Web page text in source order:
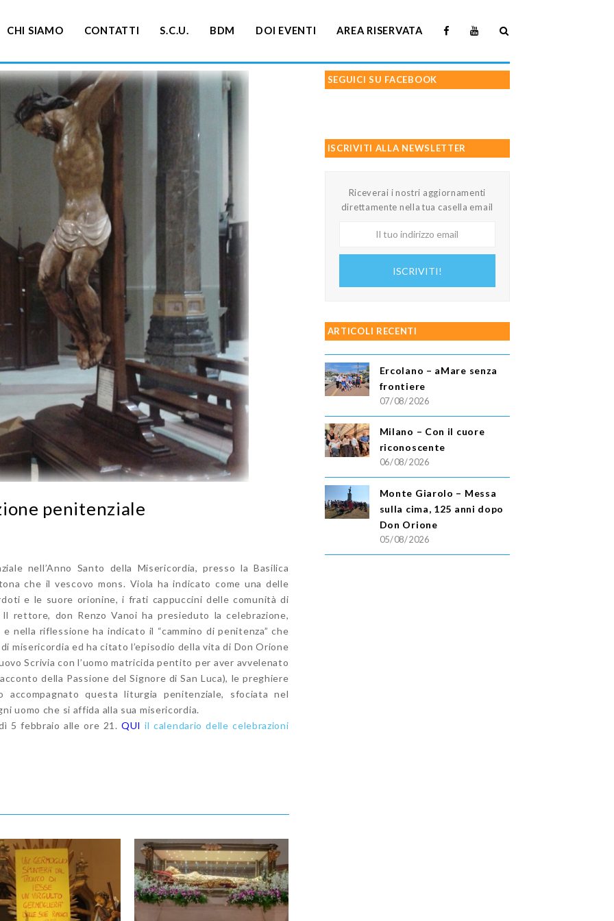
CHI SIAMO CONTATTI S.C.U. BDM DOI EVENTI AREA RISERVATA
penitenziale
nell’Anno Santo della Misericordia, presso la Basilica
che il vescovo mons. Viola ha indicato come una delle
e le suore orionine, i frati cappuccini delle comunità di
rettore, don Renzo Vanoi ha presieduto la celebrazione,
nella riflessione ha indicato il “cammino di penitenza” che
misericordia ed ha citato l’episodio della vita di Don Orione
Scrivia con l’uomo matricida pentito per aver avvelenato
della Passione del Signore di San Luca), le preghiere
questa liturgia penitenziale, sfociata nel
uomo che si affida alla sua misericordia.
5 febbraio alle ore 21. QUI il calendario delle celebrazioni
SEGUICI SU FACEBOOK
ISCRIVITI ALLA NEWSLETTER
Riceverai i nostri aggiornamenti
direttamente nella tua casella email
ISCRIVITI!
ARTICOLI RECENTI
Ercolano – aMare senza
frontiere
07/08/2026
Milano – Con il cuore
riconoscente
06/08/2026
Monte Giarolo – Messa
sulla cima, 125 anni dopo
Don Orione
05/08/2026